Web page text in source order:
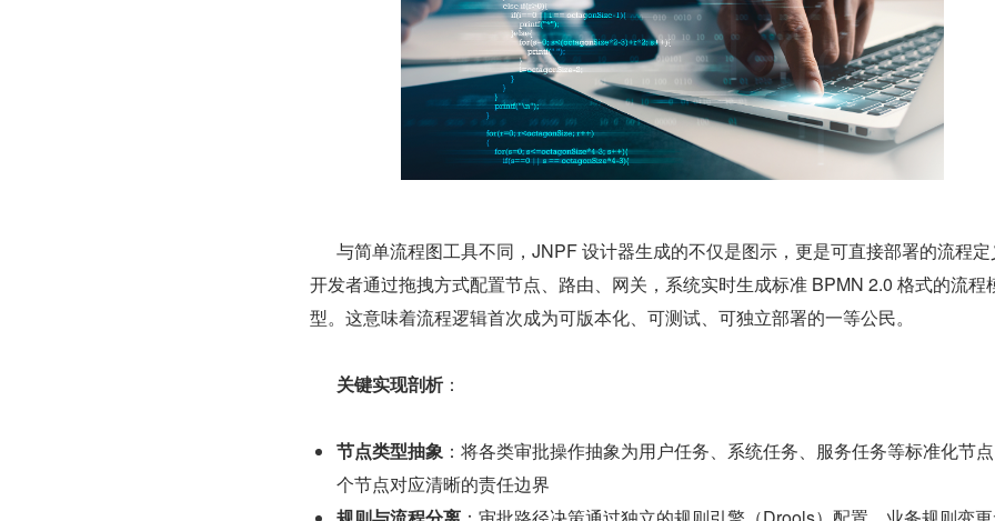
开发者通过拖拽方式配置节点、路由、网关，系统实时生成标准 BPMN 2.0 格式的流程
型。这意味着流程逻辑首次成为可版本化、可测试、可独立部署的一等公民。
关键实现剖析：
节点类型抽象 ：将各类审批操作抽象为用户任务、系统任务、服务任务等标准化节
个节点对应清晰的责任边界